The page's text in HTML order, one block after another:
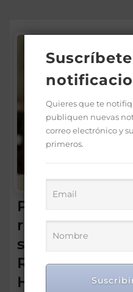
Presidente
reafirma
seguridad y
RD en
HARDtalk
Quieres que te
publiquen nuevas
correo electrónico y
primeros.